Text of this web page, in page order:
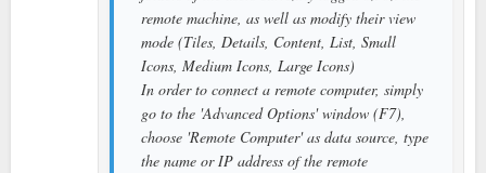
remote machine, as well as modify their view
mode (Tiles, Details, Content, List, Small
Icons, Medium Icons, Large Icons)
In order to connect a remote computer, simply
go to the 'Advanced Options' window (F7),
choose 'Remote Computer' as data source, type
the name or IP address of the remote